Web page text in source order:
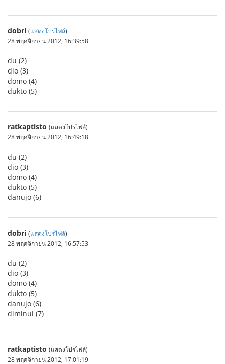
dobri (แสดงโปรไฟล์)
28 พฤศจิกายน 2012, 16:39:58
du (2)
dio (3)
domo (4)
dukto (5)
ratkaptisto (แสดงโปรไฟล์)
28 พฤศจิกายน 2012, 16:49:18
du (2)
dio (3)
domo (4)
dukto (5)
danujo (6)
dobri (แสดงโปรไฟล์)
28 พฤศจิกายน 2012, 16:57:53
du (2)
dio (3)
domo (4)
dukto (5)
danujo (6)
diminui (7)
ratkaptisto (แสดงโปรไฟล์)
28 พฤศจิกายน 2012, 17:01:19